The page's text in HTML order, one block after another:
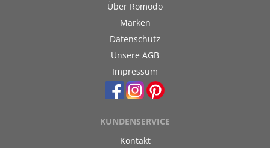
Über Romodo
Marken
Datenschutz
Unsere AGB
Impressum
KUNDENSERVICE
Kontakt